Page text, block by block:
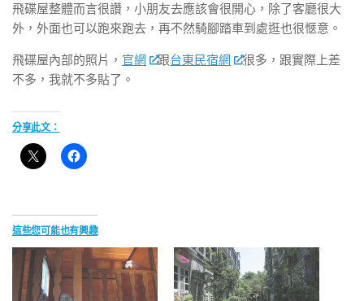
飛碟屋整體而言很讚，小朋友去應該會很開心，除了客廳很大
外，外面也可以跑來跑去，再不然騎腳踏車到處逛也很愜意。
飛碟屋內部的照片， 官網 跟台東民宿網
很多，跟實際上差
不多，我就不多貼了。
分享此文：
這些您可能也有興趣